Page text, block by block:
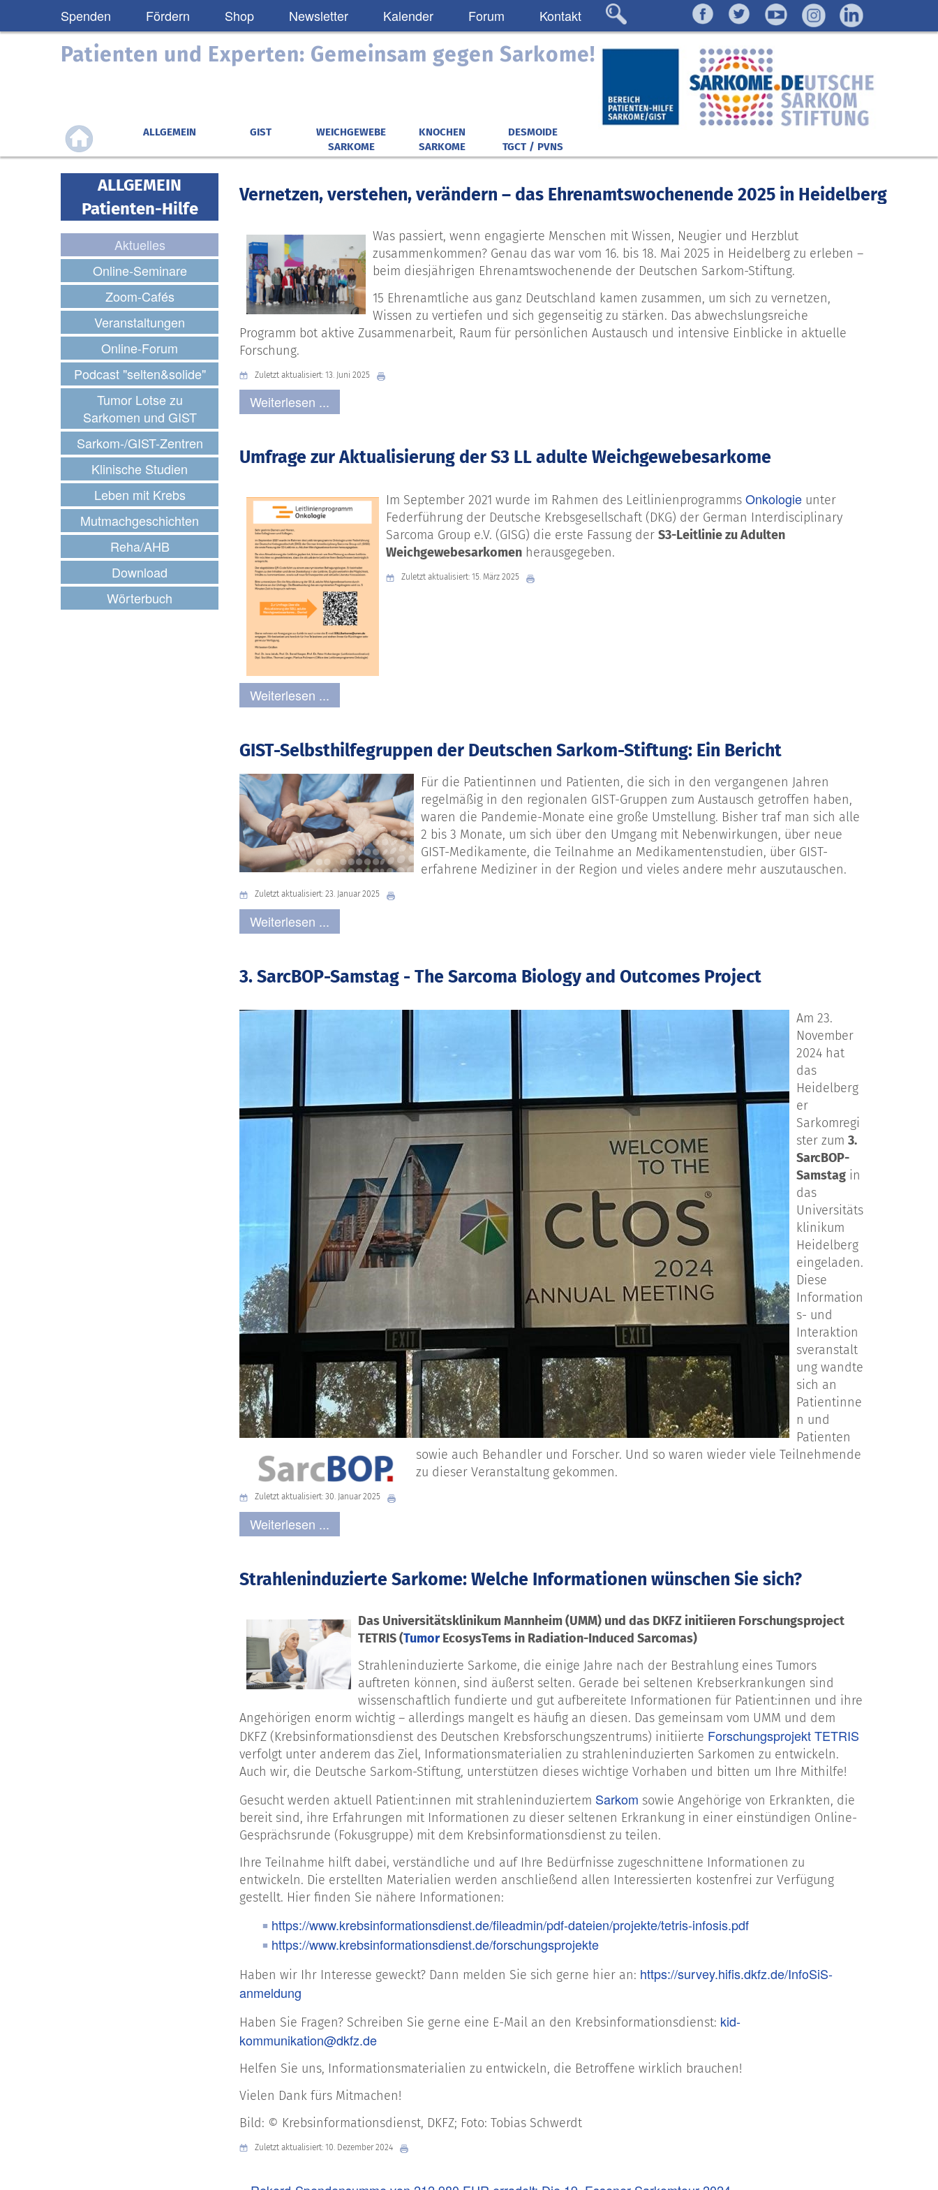
Spenden Fördern Shop Newsletter Kalender Forum Kontakt
Patienten und Experten: Gemeinsam gegen Sarkome!
ALLGEMEIN GIST
WEICHGEWEBE
SARKOME
KNOCHEN
SARKOME
DESMOIDE
TGCT / PVNS
ALLGEMEIN
Patienten-Hilfe
Aktuelles
Online-Seminare
Zoom-Cafés
Veranstaltungen
Online-Forum
Podcast "selten&solide"
Tumor Lotse zu
Sarkomen und GIST
Sarkom-/GIST-Zentren
Klinische Studien
Leben mit Krebs
Mutmachgeschichten
Reha/AHB
Download
Wörterbuch
Vernetzen, verstehen, verändern – das Ehrenamtswochenende 2025 in Heidelberg
Was passiert, wenn engagierte Menschen mit Wissen, Neugier und Herzblut
zusammenkommen? Genau das war vom 16. bis 18. Mai 2025 in Heidelberg zu erleben –
beim diesjährigen Ehrenamtswochenende der Deutschen Sarkom-Stiftung.
15 Ehrenamtliche aus ganz Deutschland kamen zusammen, um sich zu vernetzen,
Wissen zu vertiefen und sich gegenseitig zu stärken. Das abwechslungsreiche
Programm bot aktive Zusammenarbeit, Raum für persönlichen Austausch und intensive Einblicke in aktuelle
Forschung.
Zuletzt aktualisiert: 13. Juni 2025
Weiterlesen ...
Umfrage zur Aktualisierung der S3 LL adulte Weichgewebesarkome
Im September 2021 wurde im Rahmen des Leitlinienprogramms Onkologie unter
Federführung der Deutsche Krebsgesellschaft (DKG) der German Interdisciplinary
Sarcoma Group e.V. (GISG) die erste Fassung der S3-Leitlinie zu Adulten
Weichgewebesarkomen herausgegeben.
Zuletzt aktualisiert: 15. März 2025
Weiterlesen ...
GIST-Selbsthilfegruppen der Deutschen Sarkom-Stiftung: Ein Bericht
Für die Patientinnen und Patienten, die sich in den vergangenen Jahren
regelmäßig in den regionalen GIST-Gruppen zum Austausch getroffen haben,
waren die Pandemie-Monate eine große Umstellung. Bisher traf man sich alle
2 bis 3 Monate, um sich über den Umgang mit Nebenwirkungen, über neue
GIST-Medikamente, die Teilnahme an Medikamentenstudien, über GIST-
erfahrene Mediziner in der Region und vieles andere mehr auszutauschen.
Zuletzt aktualisiert: 23. Januar 2025
Weiterlesen ...
3. SarcBOP-Samstag - The Sarcoma Biology and Outcomes Project
Am 23.
November
2024 hat
das
Heidelberg
er
Sarkomregi
ster zum 3.
SarcBOP-
Samstag in
das
Universitäts
klinikum
Heidelberg
eingeladen.
Diese
Information
s- und
Interaktion
sveranstalt
ung wandte
sich an
Patientinne
n und
Patienten
sowie auch Behandler und Forscher. Und so waren wieder viele Teilnehmende
zu dieser Veranstaltung gekommen.
Zuletzt aktualisiert: 30. Januar 2025
Weiterlesen ...
Strahleninduzierte Sarkome: Welche Informationen wünschen Sie sich?
Das Universitätsklinikum Mannheim (UMM) und das DKFZ initiieren Forschungsproject
TETRIS (TumorEcosysTems in Radiation-Induced Sarcomas)
Strahleninduzierte Sarkome, die einige Jahre nach der Bestrahlung eines Tumors
auftreten können, sind äußerst selten. Gerade bei seltenen Krebserkrankungen sind
wissenschaftlich fundierte und gut aufbereitete Informationen für Patient:innen und ihre
Angehörigen enorm wichtig – allerdings mangelt es häufig an diesen. Das gemeinsam vom UMM und dem
DKFZ (Krebsinformationsdienst des Deutschen Krebsforschungszentrums) initiierte Forschungsprojekt TETRIS
verfolgt unter anderem das Ziel, Informationsmaterialien zu strahleninduzierten Sarkomen zu entwickeln.
Auch wir, die Deutsche Sarkom-Stiftung, unterstützen dieses wichtige Vorhaben und bitten um Ihre Mithilfe!
Gesucht werden aktuell Patient:innen mit strahleninduziertem Sarkom sowie Angehörige von Erkrankten, die
bereit sind, ihre Erfahrungen mit Informationen zu dieser seltenen Erkrankung in einer einstündigen Online-
Gesprächsrunde (Fokusgruppe) mit dem Krebsinformationsdienst zu teilen.
Ihre Teilnahme hilft dabei, verständliche und auf Ihre Bedürfnisse zugeschnittene Informationen zu
entwickeln. Die erstellten Materialien werden anschließend allen Interessierten kostenfrei zur Verfügung
gestellt. Hier finden Sie nähere Informationen:
https://www.krebsinformationsdienst.de/fileadmin/pdf-dateien/projekte/tetris-infosis.pdf
https://www.krebsinformationsdienst.de/forschungsprojekte
Haben wir Ihr Interesse geweckt? Dann melden Sie sich gerne hier an: https://survey.hifis.dkfz.de/InfoSiS-
anmeldung
Haben Sie Fragen? Schreiben Sie gerne eine E-Mail an den Krebsinformationsdienst: kid-
kommunikation@dkfz.de
Helfen Sie uns, Informationsmaterialien zu entwickeln, die Betroffene wirklich brauchen!
Vielen Dank fürs Mitmachen!
Bild: © Krebsinformationsdienst, DKFZ; Foto: Tobias Schwerdt
Zuletzt aktualisiert: 10. Dezember 2024